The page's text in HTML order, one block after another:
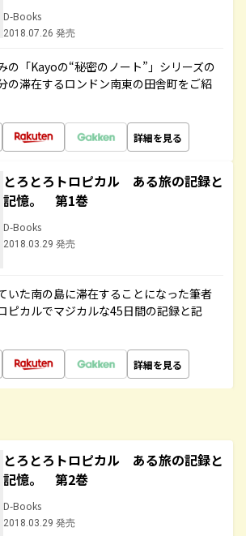
D-Books
2018.07.26 発売
の「Kayoの“秘密のノート”」シリーズの
の滞在するロンドン南東の田舎町をご紹
詳細を見る
とろとろトロピカル ある旅の記録と
記憶。 第1巻
D-Books
2018.03.29 発売
いた南の島に滞在することになった筆者
ピカルでマジカルな45日間の記録と記
詳細を見る
とろとろトロピカル ある旅の記録と
記憶。 第2巻
D-Books
2018.03.29 発売